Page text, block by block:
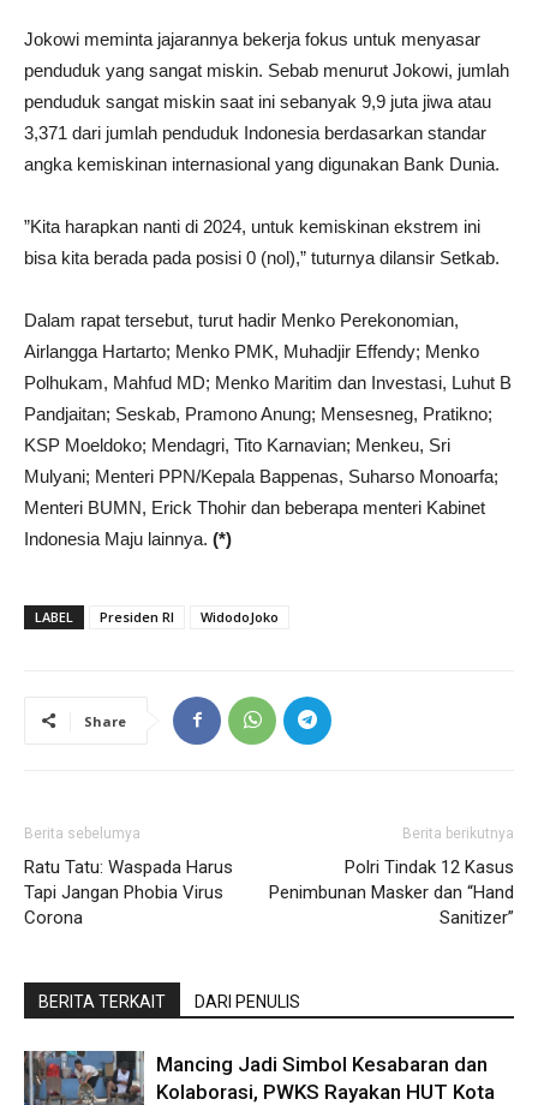
Jokowi meminta jajarannya bekerja fokus untuk menyasar
penduduk yang sangat miskin. Sebab menurut Jokowi, jumlah
penduduk sangat miskin saat ini sebanyak 9,9 juta jiwa atau
3,371 dari jumlah penduduk Indonesia berdasarkan standar
angka kemiskinan internasional yang digunakan Bank Dunia.
”Kita harapkan nanti di 2024, untuk kemiskinan ekstrem ini
bisa kita berada pada posisi 0 (nol),” tuturnya dilansir Setkab.
Dalam rapat tersebut, turut hadir Menko Perekonomian,
Airlangga Hartarto; Menko PMK, Muhadjir Effendy; Menko
Polhukam, Mahfud MD; Menko Maritim dan Investasi, Luhut B
Pandjaitan; Seskab, Pramono Anung; Mensesneg, Pratikno;
KSP Moeldoko; Mendagri, Tito Karnavian; Menkeu, Sri
Mulyani; Menteri PPN/Kepala Bappenas, Suharso Monoarfa;
Menteri BUMN, Erick Thohir dan beberapa menteri Kabinet
Indonesia Maju lainnya. (*)
LABEL Presiden RI WidodoJoko
Share
Berita sebelumya
Ratu Tatu: Waspada Harus
Tapi Jangan Phobia Virus
Corona
Berita berikutnya
Polri Tindak 12 Kasus
Penimbunan Masker dan “Hand
Sanitizer”
BERITA TERKAIT DARI PENULIS
Mancing Jadi Simbol Kesabaran dan
Kolaborasi, PWKS Rayakan HUT Kota